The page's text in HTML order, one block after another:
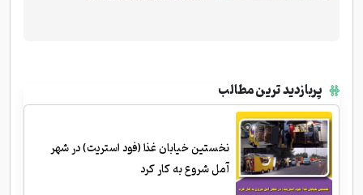
پربازدید ترین مطالب
نخستین خیابان غذا (فود استریت) در شهر
آمل شروع به کار کرد